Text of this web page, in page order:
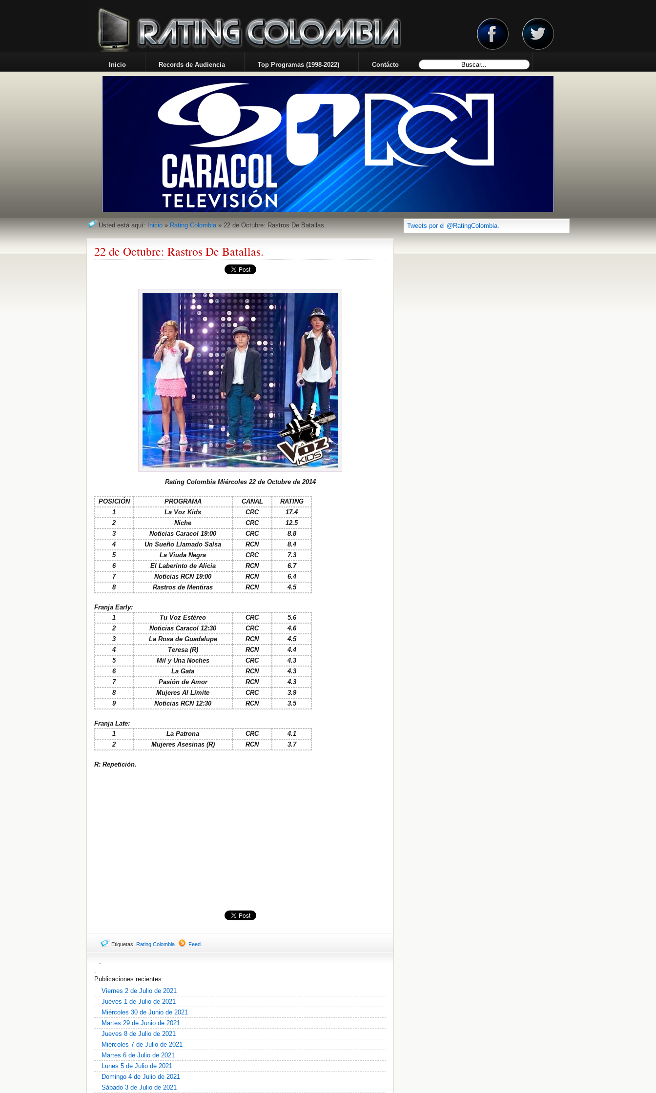
Inicio Records de Audiencia Top Programas (1998-2022) Contácto
Usted está aquí: Inicio » Rating Colombia» 22 de Octubre: Rastros De Batallas.
22 de Octubre: Rastros De Batallas.
Rating Colombia Miércoles 22 de Octubre de 2014
POSICIÓN PROGRAMA CANAL
RATING
1
La Voz Kids CRC
17.4
2
Niche CRC
12.5
3
Noticias Caracol 19:00 CRC
8.8
4
Un Sueño Llamado Salsa RCN
8.4
5
La Viuda Negra CRC
7.3
6
El Laberinto de Alicia RCN
6.7
7
Noticias RCN 19:00 RCN
6.4
8
Rastros de Mentiras RCN 4.5
Franja Early:
1
Tu Voz Estéreo CRC
5.6
2
Noticias Caracol 12:30 CRC
4.6
3
La Rosa de Guadalupe RCN
4.5
4
Teresa (R) RCN
4.4
5
Mil y Una Noches CRC
4.3
6
La Gata RCN
4.3
7
Pasión de Amor RCN
4.3
8
Mujeres Al Límite CRC
3.9
9
Noticias RCN 12:30 RCN 3.5
Franja Late:
1
La Patrona CRC
4.1
2
Mujeres Asesinas (R) RCN 3.7
R: Repetición.
Etiquetas: Rating Colombia Feed
.
.
Publicaciones recientes:
Viernes 2 de Julio de 2021
Jueves 1 de Julio de 2021
Miércoles 30 de Junio de 2021
Martes 29 de Junio de 2021
Jueves 8 de Julio de 2021
Miércoles 7 de Julio de 2021
Martes 6 de Julio de 2021
Lunes 5 de Julio de 2021
Domingo 4 de Julio de 2021
Sábado 3 de Julio de 2021
Tweets por el @RatingColombia.